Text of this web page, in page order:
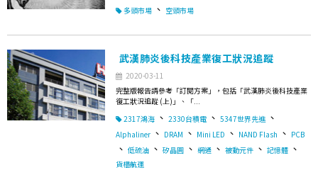
多頭市場 、 空頭市場
武漢肺炎後科技產業復工狀況追蹤
2020-03-11
完整版報告請參考「訂閱方案」，包括「武漢肺炎後科技產業
復工狀況追蹤 (上)」、「...
2317鴻海 、 2330台積電 、 5347世界先進 、
Alphaliner 、 DRAM 、 Mini LED 、 NAND Flash 、 PCB
、 低硫油 、 矽晶圓 、 網通 、 被動元件 、 記憶體 、
貨櫃航運